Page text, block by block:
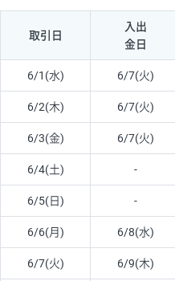
取引日
入出
金日
6/1(水) 6/7(火)
6/2(木) 6/7(火)
6/3(金) 6/7(火)
6/4(土) -
6/5(日) -
6/6(月) 6/8(水)
6/7(火) 6/9(木)